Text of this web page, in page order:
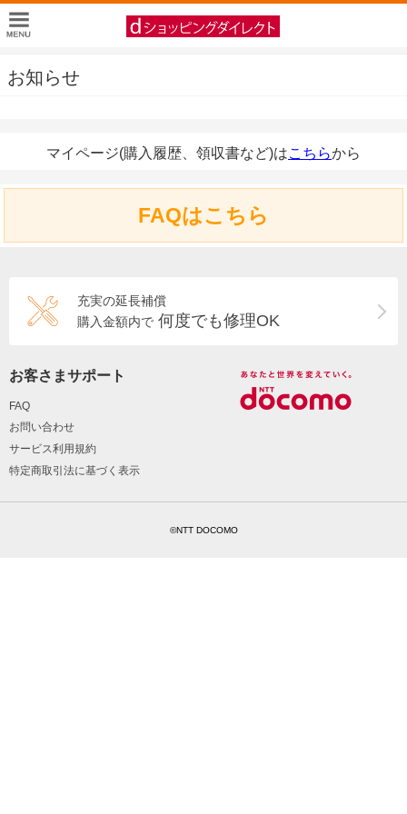
お知らせ
マイページ(購入履歴、領収書など)はこちらから
FAQはこちら
充実の延長補償
購入金額内で 何度でも修理OK
お客さまサポート
FAQ
お問い合わせ
サービス利用規約
特定商取引法に基づく表示
©NTT DOCOMO